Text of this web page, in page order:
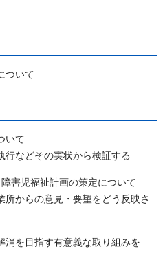
ついて
いて
行などその実状から検証する
害児福祉計画の策定について
所からの意見・要望をどう反映さ
を目指す有意義な取り組みを